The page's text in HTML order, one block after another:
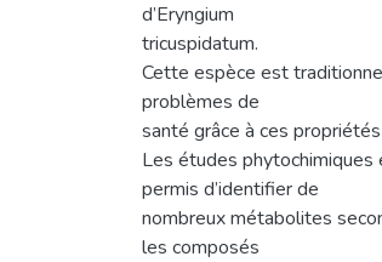
d’Eryngium
tricuspidatum.
Cette espèce est
problèmes de
santé grâce à ces
Les études
permis d’identifier de
nombreux métabolites
les composés